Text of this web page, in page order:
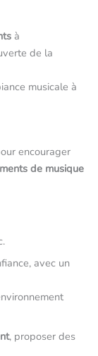
à
de la
musicale à
encourager
de musique
avec un
, proposer des